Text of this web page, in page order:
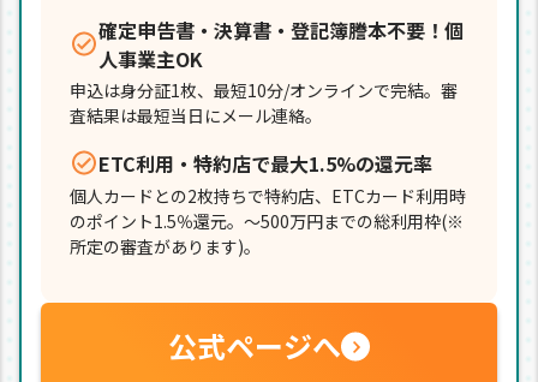
確定申告書・決算書・登記簿謄本不要！個
人事業主OK
申込は身分証1枚、最短10分/オンラインで完結。審
査結果は最短当日にメール連絡。
ETC利用・特約店で最大1.5%の還元率
個人カードとの2枚持ちで特約店、ETCカード利用時
のポイント1.5％還元。～500万円までの総利用枠(※
所定の審査があります)。
公式ページへ